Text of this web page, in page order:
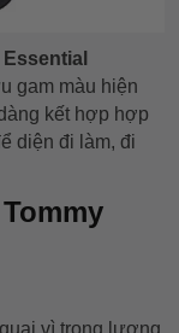
gam màu hiện
kết hợp hợp
diện đi làm, đi
vì trọng lượng